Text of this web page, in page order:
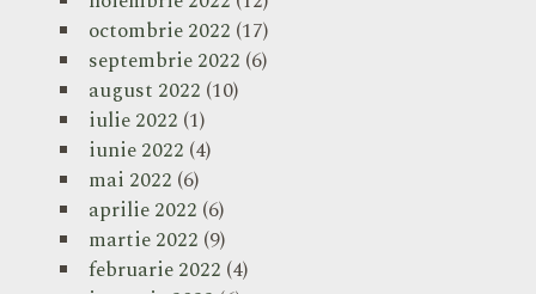
octombrie 2022 (17)
septembrie 2022 (6)
august 2022 (10)
iulie 2022 (1)
iunie 2022 (4)
mai 2022 (6)
aprilie 2022 (6)
martie 2022 (9)
februarie 2022 (4)